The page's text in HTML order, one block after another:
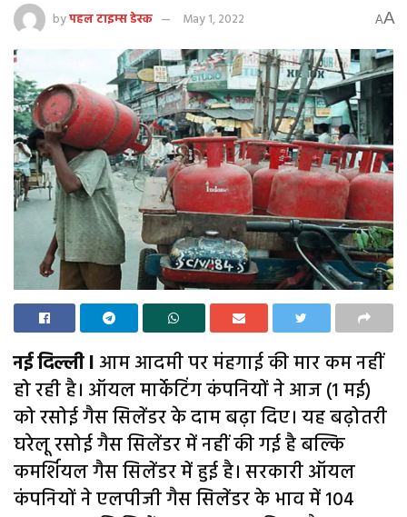
byपहल टाइम्स डेस्क May 1, 2022 AA
नई दिल्ली l आम आदमी पर मंहगाई की मार कम नहीं
हो रही है। ऑयल मार्केटिंग कंपनियों ने आज (1 मई)
को रसोई गैस सिलेंडर के दाम बढ़ा दिए। यह बढ़ोतरी
घरेलू रसोई गैस सिलेंडर में नहीं की गई है बल्कि
कमर्शियल गैस सिलेंडर में हुई है। सरकारी ऑयल
कंपनियों ने एलपीजी गैस सिलेंडर के भाव में 104